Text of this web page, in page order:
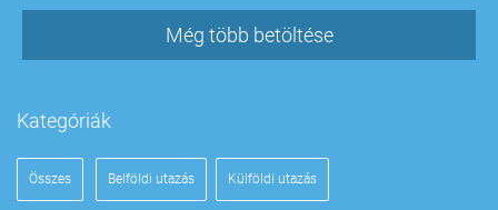
Még több betöltése
Kategóriák
Összes Belföldi utazás Külföldi utazás